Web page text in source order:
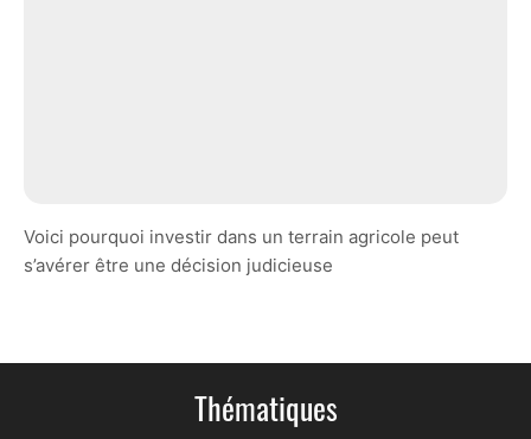
Voici pourquoi investir dans un terrain agricole peut
s’avérer être une décision judicieuse
Thématiques